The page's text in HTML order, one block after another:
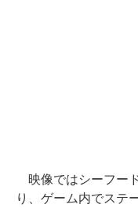
映像ではシーフー
り、ゲーム内でステ